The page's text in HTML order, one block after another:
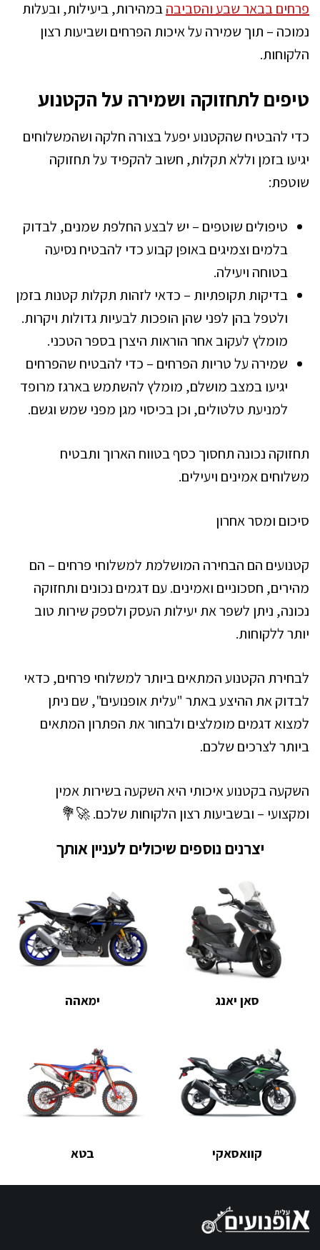
פרחים בבאר שבע והסביבהבמהירות, ביעילות, ובעלות
נמוכה – תוך שמירה על איכות הפרחים ושביעות רצון
הלקוחות.
טיפים לתחזוקה ושמירה על הקטנוע
כדי להבטיח שהקטנוע יפעל בצורה חלקה ושהמשלוחים
יגיעו בזמן וללא תקלות, חשוב להקפיד על תחזוקה
שוטפת:
טיפולים שוטפים – יש לבצע החלפת שמנים, לבדוק
בלמים וצמיגים באופן קבוע כדי להבטיח נסיעה
בטוחה ויעילה.
בדיקות תקופתיות – כדאי לזהות תקלות קטנות בזמן
ולטפל בהן לפני שהן הופכות לבעיות גדולות ויקרות.
מומלץ לעקוב אחר הוראות היצרן בספר הטכני.
שמירה על טריות הפרחים – כדי להבטיח שהפרחים
יגיעו במצב מושלם, מומלץ להשתמש בארגז מרופד
למניעת טלטולים, וכן בכיסוי מגן מפני שמש וגשם.
תחזוקה נכונה תחסוך כסף בטווח הארוך ותבטיח
משלוחים אמינים ויעילים.
סיכום ומסר אחרון
קטנועים הם הבחירה המושלמת למשלוחי פרחים – הם
מהירים, חסכוניים ואמינים. עם דגמים נכונים ותחזוקה
נכונה, ניתן לשפר את יעילות העסק ולספק שירות טוב
יותר ללקוחות.
לבחירת הקטנוע המתאים ביותר למשלוחי פרחים, כדאי
לבדוק את ההיצע באתר "עלית אופנועים", שם ניתן
למצוא דגמים מומלצים ולבחור את הפתרון המתאים
ביותר לצרכים שלכם.
השקעה בקטנוע איכותי היא השקעה בשירות אמין
ומקצועי – ובשביעות רצון הלקוחות שלכם. 🚀💐
יצרנים נוספים שיכולים לעניין אותך
סאן יאנג ימאהה
קוואסאקי בטא